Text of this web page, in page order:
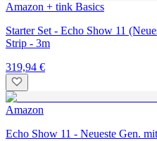
Amazon + tink Basics
Starter Set - Echo Show 11
Strip - 3m
319,94 €
Amazon
Echo Show 11 - Neueste Gen.